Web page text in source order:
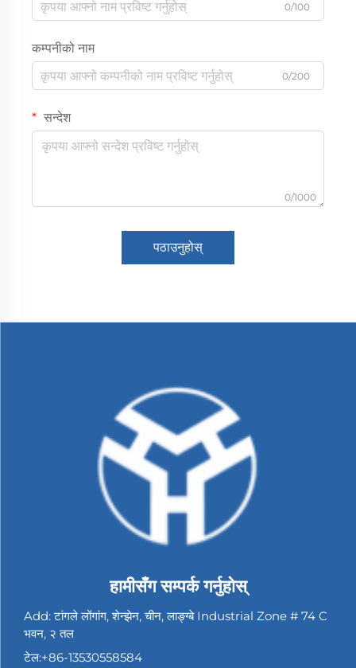
0/100
कम्पनीको नाम
0/200
सन्देश
0/1000
पठाउनुहोस्
हामीसँग सम्पर्क गर्नुहोस्
Add: टांगले लोंगांग, शेन्झेन, चीन, लाङ्ग्बे Industrial Zone # 74 C
भवन, २ तल
टेल:+86-13530558584